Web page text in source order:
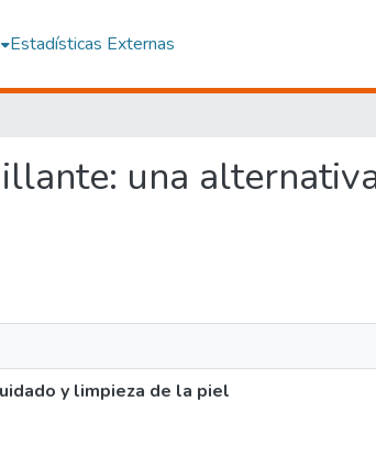
Estadísticas Externas
una
y limpieza de la piel